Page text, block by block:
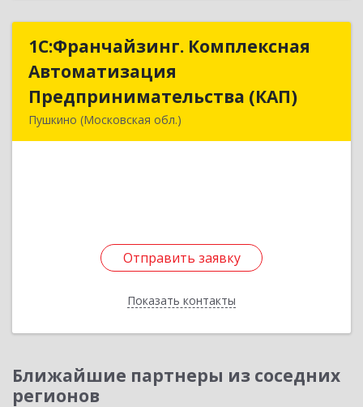
1С:Франчайзинг. Комплексная
Автоматизация
Предпринимательства (КАП)
Пушкино (Московская обл.)
Отправить заявку
Показать контакты
1С:Франчайзинг. Комплексная
Предпринимательства (КАП)
Отправить заявку
Назад
Ближайшие партнеры из соседних
регионов